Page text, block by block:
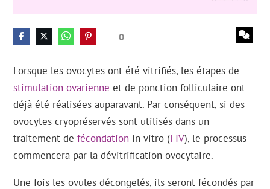
0
Lorsque les ovocytes ont été vitrifiés, les étapes de
stimulation ovarienne et de ponction folliculaire ont
déjà été réalisées auparavant. Par conséquent, si des
ovocytes cryopréservés sont utilisés dans un
traitement defécondation in vitro (FIV), le processus
commencera par la dévitrification ovocytaire.
Une fois les ovules décongelés, ils seront fécondés par